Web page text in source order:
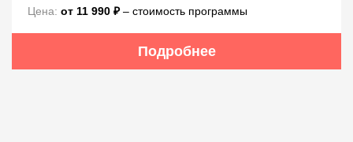
Цена: от 11 990 ₽– стоимость программы
Подробнее